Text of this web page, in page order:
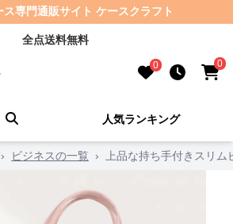
専門通販サイト ケースクラフト
全点送料無料
0 0
人気ランキング
› ビジネスの一覧 › 上品な持ち手付きスリ